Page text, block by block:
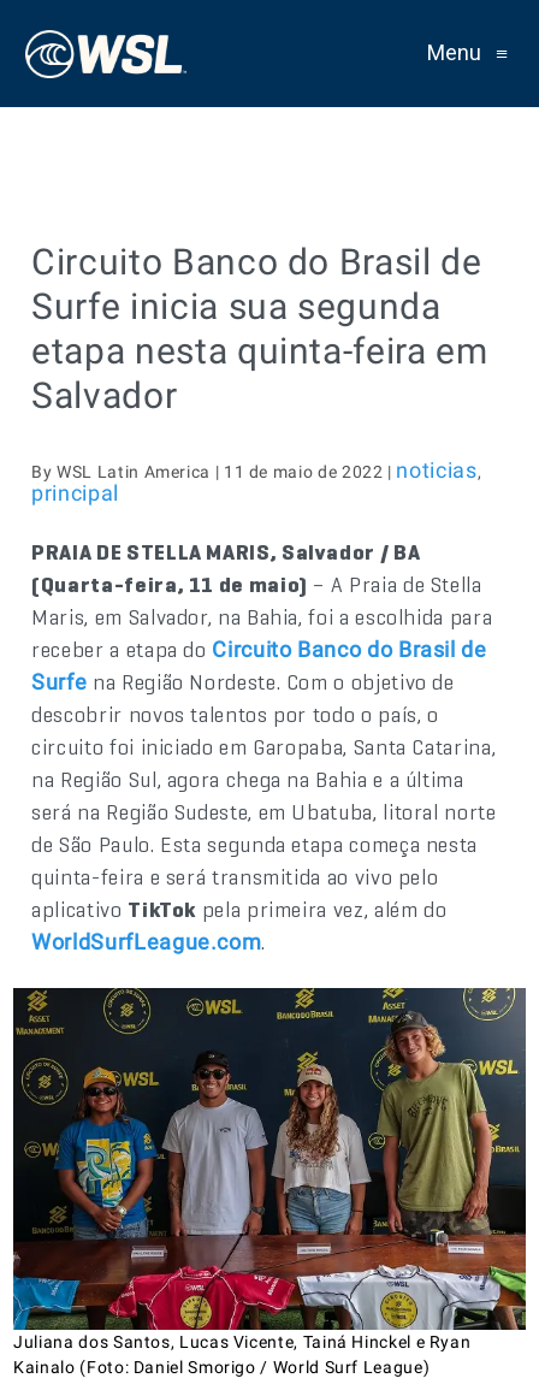
Menu ≡
Circuito Banco do Brasil de
Surfe inicia sua segunda
etapa nesta quinta-feira em
Salvador
By WSL Latin America | 11 de maio de 2022 | noticias,
principal
PRAIA DE STELLA MARIS, Salvador / BA
(Quarta-feira, 11 de maio) – A Praia de Stella
Maris, em Salvador, na Bahia, foi a escolhida para
receber a etapa do Circuito Banco do Brasil de
Surfe na Região Nordeste. Com o objetivo de
descobrir novos talentos por todo o país, o
circuito foi iniciado em Garopaba, Santa Catarina,
na Região Sul, agora chega na Bahia e a última
será na Região Sudeste, em Ubatuba, litoral norte
de São Paulo. Esta segunda etapa começa nesta
quinta-feira e será transmitida ao vivo pelo
aplicativo TikTok pela primeira vez, além do
WorldSurfLeague.com.
Juliana dos Santos, Lucas Vicente, Tainá Hinckel e Ryan
Kainalo (Foto: Daniel Smorigo / World Surf League)